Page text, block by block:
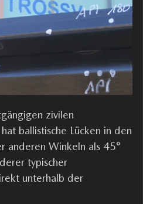
zivilen
ballistische Lücken in den
anderen Winkeln als 45°
typischer
unterhalb der